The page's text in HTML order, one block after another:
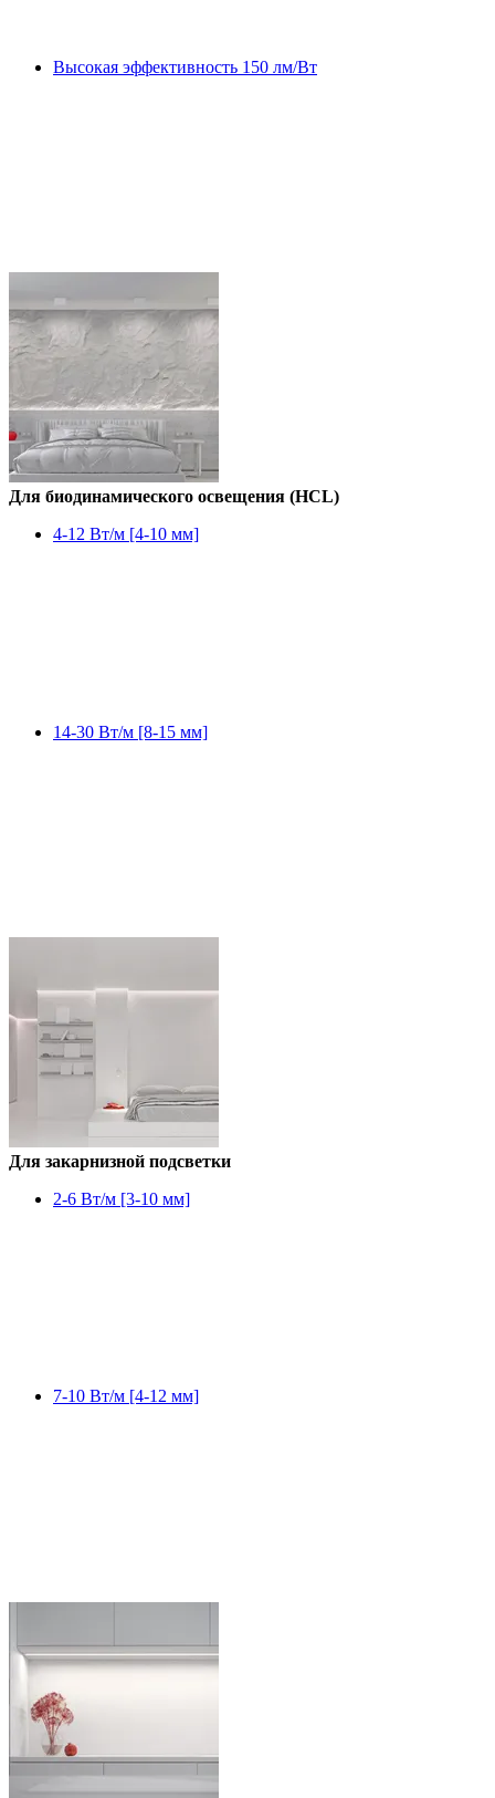
Высокая эффективность 150 лм/Вт
Для биодинамического освещения (HCL)
4-12 Вт/м [4-10 мм]
14-30 Вт/м [8-15 мм]
Для закарнизной подсветки
2-6 Вт/м [3-10 мм]
7-10 Вт/м [4-12 мм]